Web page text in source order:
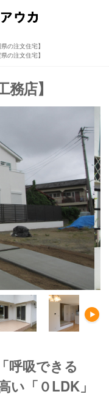
ーカー)
ハウスメーカー)
の注文住宅】
ーカー)
ハウスメーカー)
の注文住宅】
店】
呼吸できる
い「０LDK」